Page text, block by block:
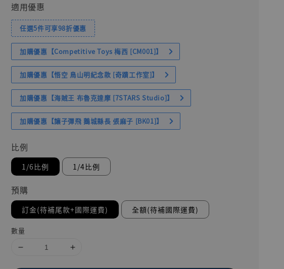
適用優惠
任選5件可享98折優惠
加購優惠【Competitive Toys 梅西 [CM001]】
加購優惠【悟空 鳥山明紀念款 [奇蹟工作室]】
加購優惠【海賊王 布魯克達摩 [7STARS Studio]】
加購優惠【讓子彈飛 鵝城縣長 張麻子 [BK01]】
比例
1/6比例 1/4比例
預購
訂金(待補尾款+國際運費) 全額(待補國際運費)
數量